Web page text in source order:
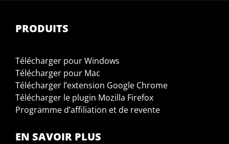
PRODUITS
Télécharger pour Windows
Télécharger pour Mac
Télécharger l’extension Google Chrome
Télécharger le plugin Mozilla Firefox
Programme d’affiliation et de revente
EN SAVOIR PLUS